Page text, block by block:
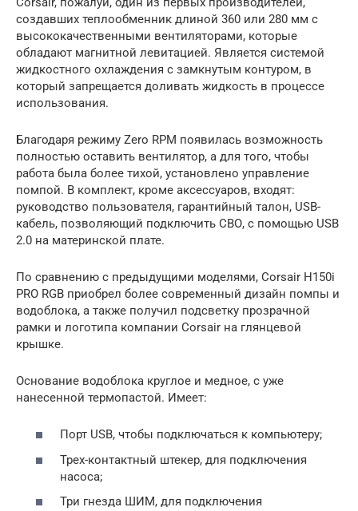
создавших теплообменник длиной 360 или 280 мм с
высококачественными вентиляторами, которые
обладают магнитной левитацией. Является системой
жидкостного охлаждения с замкнутым контуром, в
который запрещается доливать жидкость в процессе
использования.
Благодаря режиму Zero RPM появилась возможность
полностью оставить вентилятор, а для того, чтобы
работа была более тихой, установлено управление
помпой. В комплект, кроме аксессуаров, входят:
руководство пользователя, гарантийный талон, USB-
кабель, позволяющий подключить СВО, с помощью USB
2.0 на материнской плате.
По сравнению с предыдущими моделями, Corsair H150i
PRO RGB приобрел более современный дизайн помпы и
водоблока, а также получил подсветку прозрачной
рамки и логотипа компании Corsair на глянцевой
крышке.
Основание водоблока круглое и медное, с уже
нанесенной термопастой. Имеет:
Порт USB, чтобы подключаться к компьютеру;
Трех-контактный штекер, для подключения
насоса;
Три гнезда ШИМ, для подключения